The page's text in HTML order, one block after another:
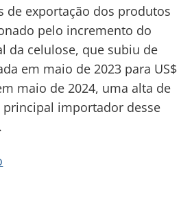
de exportação dos produtos
pelo incremento do
da celulose, que subiu de
em maio de 2023 para US$
maio de 2024, uma alta de
principal importador desse